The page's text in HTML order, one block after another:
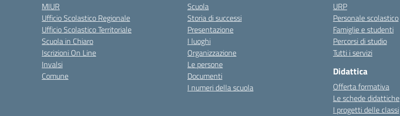
MIUR
Ufficio Scolastico Regionale
Ufficio Scolastico Territoriale
Scuola in Chiaro
Iscrizioni On Line
Invalsi
Comune
Scuola
Storia di successi
Presentazione
I luoghi
Organizzazione
Le persone
Documenti
I numeri della scuola
URP
Personale scolastico
Famiglie e studenti
Percorsi di studio
Tutti i servizi
Didattica
Offerta formativa
Le schede didattiche
I progetti delle classi